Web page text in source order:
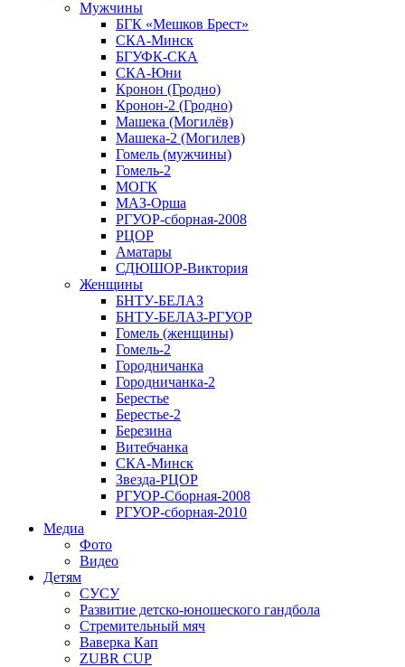
Мужчины
БГК «Мешков Брест»
СКА-Минск
БГУФК-СКА
СКА-Юни
Кронон (Гродно)
Кронон-2 (Гродно)
Машека (Могилёв)
Машека-2 (Могилев)
Гомель (мужчины)
Гомель-2
МОГК
МАЗ-Орша
РГУОР-сборная-2008
РЦОР
Аматары
СДЮШОР-Виктория
Женщины
БНТУ-БЕЛАЗ
БНТУ-БЕЛАЗ-РГУОР
Гомель (женщины)
Гомель-2
Городничанка
Городничанка-2
Берестье
Берестье-2
Березина
Витебчанка
СКА-Минск
Звезда-РЦОР
РГУОР-Сборная-2008
РГУОР-сборная-2010
Медиа
Фото
Видео
Детям
СУСУ
Развитие детско-юношеского гандбола
Стремительный мяч
Ваверка Кап
ZUBR CUP